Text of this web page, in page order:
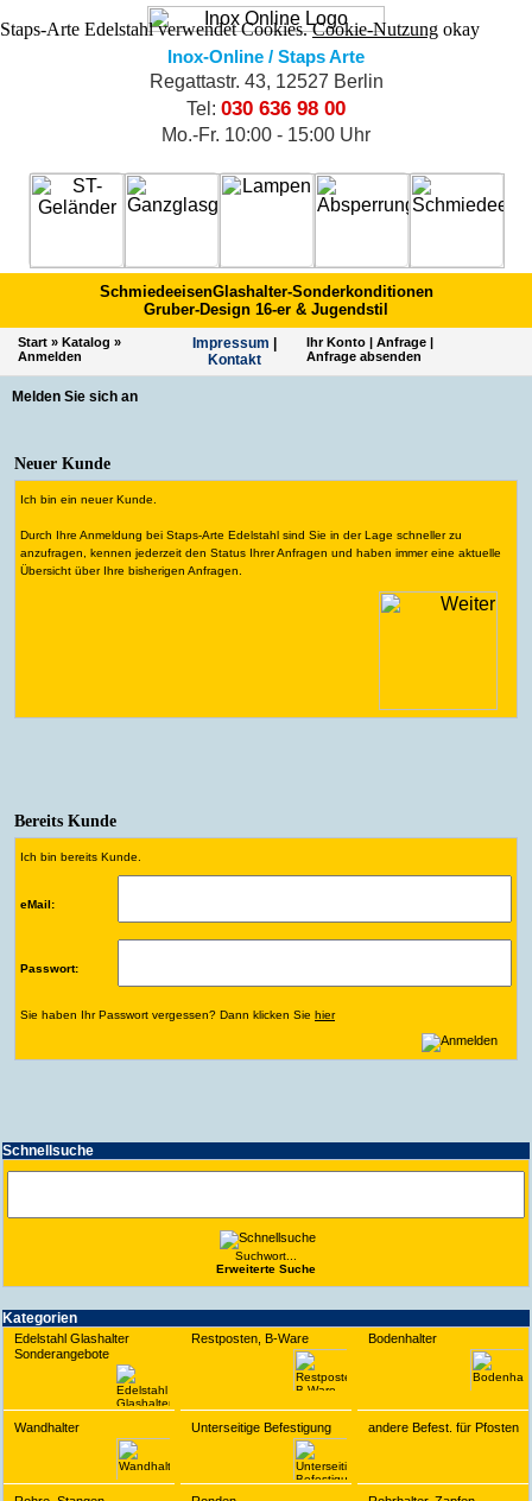
Staps-Arte Edelstahl verwendet Cookies.Cookie-Nutzung okay
Inox-Online / Staps Arte
Regattastr. 43, 12527 Berlin
Tel: 030 636 98 00
Mo.-Fr. 10:00 - 15:00 Uhr
SchmiedeeisenGlashalter-Sonderkonditionen
Gruber-Design 16-er & Jugendstil
Start » Katalog »
Anmelden
Impres­sum
Kontakt
Ihr Konto| Anfrage|
Anfrage absenden
Schnell­suche
Suchwort...
Erwei­terte Suche
Kate­gorien
Edelstahl Glashalter
Sonderangebote
Restposten, B-Ware Bodenhalter
Wandhalter Unterseitige Befestigung andere Befest. für Pfosten
Melden Sie sich an
Neuer Kunde
Ich bin ein neuer Kunde.
Durch Ihre Anmeldung bei Staps-Arte Edelstahl sind Sie in der Lage schneller zu
anzufragen, kennen jederzeit den Status Ihrer Anfragen und haben immer eine aktuelle
Übersicht über Ihre bisherigen Anfragen.
Bereits Kunde
Ich bin bereits Kunde.
eMail:
Passwort:
Sie haben Ihr Passwort vergessen? Dann klicken Sie hier